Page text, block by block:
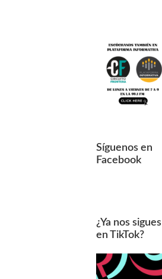
Síguenos en
Facebook
¿Ya nos sigues
en TikTok?